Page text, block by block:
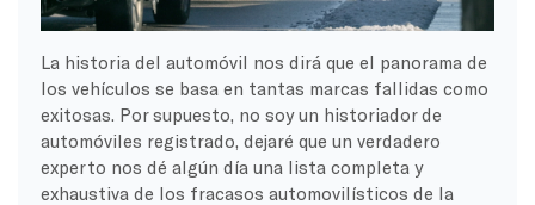
La historia del automóvil nos dirá que el panorama de
los vehículos se basa en tantas marcas fallidas como
exitosas. Por supuesto, no soy un historiador de
automóviles registrado, dejaré que un verdadero
experto nos dé algún día una lista completa y
exhaustiva de los fracasos automovilísticos de la